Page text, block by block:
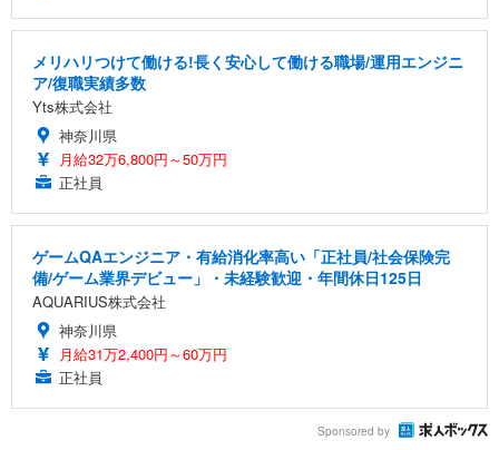
メリハリつけて働ける!長く安心して働ける職場/運用エンジニ
ア/復職実績多数
Yts株式会社
神奈川県
月給32万6,800円～50万円
正社員
ゲームQAエンジニア・有給消化率高い「正社員/社会保険完
備/ゲーム業界デビュー」・未経験歓迎・年間休日125日
AQUARIUS株式会社
神奈川県
月給31万2,400円～60万円
正社員
Sponsored by